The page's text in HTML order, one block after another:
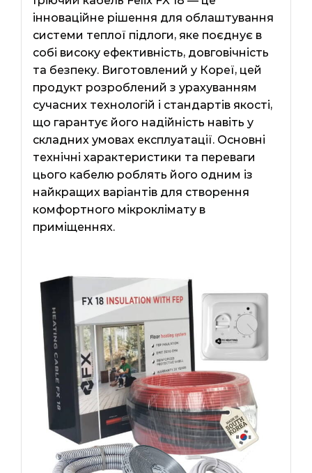
інноваційне рішення для облаштування
системи теплої підлоги, яке поєднує в
собі високу ефективність, довговічність
та безпеку. Виготовлений у Кореї, цей
продукт розроблений з урахуванням
сучасних технологій і стандартів якості,
що гарантує його надійність навіть у
складних умовах експлуатації. Основні
технічні характеристики та переваги
цього кабелю роблять його одним із
найкращих варіантів для створення
комфортного мікроклімату в
приміщеннях.